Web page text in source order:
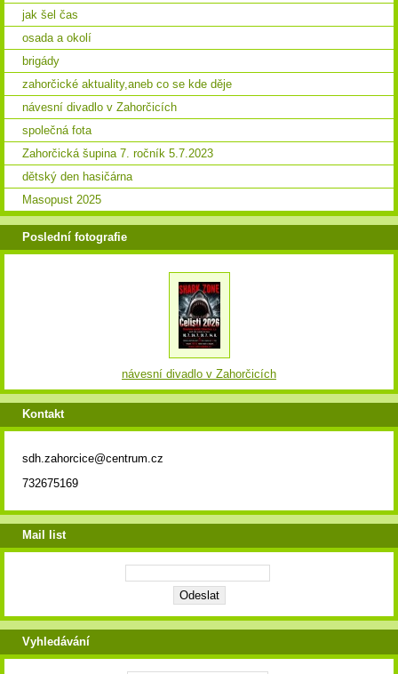
jak šel čas
osada a okolí
brigády
zahorčické aktuality,aneb co se kde děje
návesní divadlo v Zahorčicích
společná fota
Zahorčická šupina 7. ročník 5.7.2023
dětský den hasičárna
Masopust 2025
Poslední fotografie
návesní divadlo v Zahorčicích
Kontakt
sdh.zahorcice@centrum.cz
732675169
Mail list
Vyhledávání